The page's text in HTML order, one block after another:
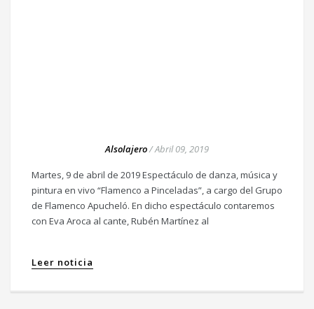
Alsolajero/Abril 09, 2019
Martes, 9 de abril de 2019 Espectáculo de danza, música y
pintura en vivo “Flamenco a Pinceladas”, a cargo del Grupo
de Flamenco Apucheló. En dicho espectáculo contaremos
con Eva Aroca al cante, Rubén Martínez al
Leer noticia